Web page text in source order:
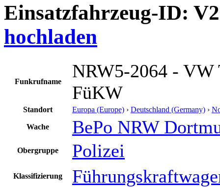
Einsatzfahrzeug-ID:
hochladen
Funkrufname
NRW5-2064 - VW
FüKW
Standort Europa (Europe) › Deutschland (Germany) ›
Wache BePo NRW
Obergruppe Polizei
Klassifizierung